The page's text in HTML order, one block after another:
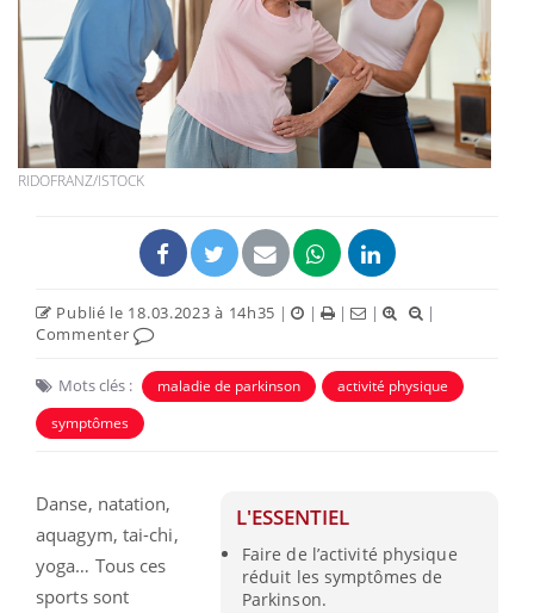
RIDOFRANZ/ISTOCK
Publié le 18.03.2023 à 14h35 | | | |
|
Commenter
Mots clés : maladie de parkinson
activité physique
symptômes
L'ESSENTIEL
Faire de l’activité physique
réduit les symptômes de
Parkinson.
Danse, natation,
aquagym, tai-chi,
yoga… Tous ces
sports sont